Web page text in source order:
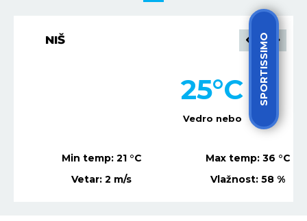
SPORTISSIMO
Vedro nebo
25°C
Min temp:21 °C Max temp:36 °C
Vetar:2 m/s Vlažnost:58 %